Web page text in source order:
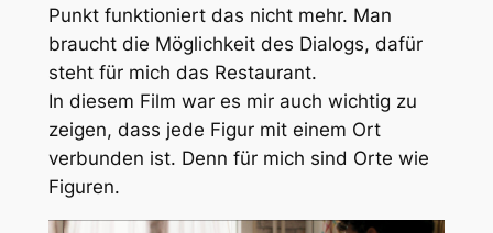
Punkt funktioniert das nicht mehr. Man
braucht die Möglichkeit des Dialogs, dafür
steht für mich das Restaurant.
In diesem Film war es mir auch wichtig zu
zeigen, dass jede Figur mit einem Ort
verbunden ist. Denn für mich sind Orte wie
Figuren.